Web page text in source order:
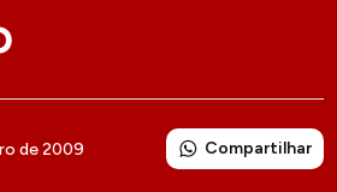
de 2009 Compartilhar